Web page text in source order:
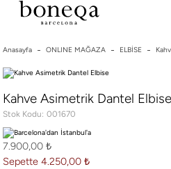
%50 ye Varan İndirim
Anasayfa ONLINE MAĞAZA ELBİSE
Kahve Asimetrik Dantel Elbise
Stok Kodu 001670
7.900,00 ₺
Sepette 4.250,00 ₺
26 SS İLKBAHAR-YAZ
25/26 SONBAHAR-KIŞ
TÜM KOLEKSİYONLAR
ELBİSE
BLUZ & GÖMLEK